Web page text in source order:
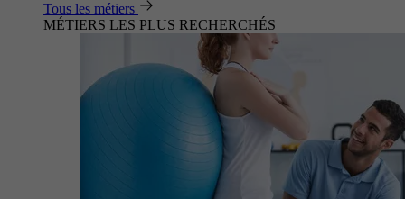
Tous les métiers
MÉTIERS LES PLUS RECHERCHÉS